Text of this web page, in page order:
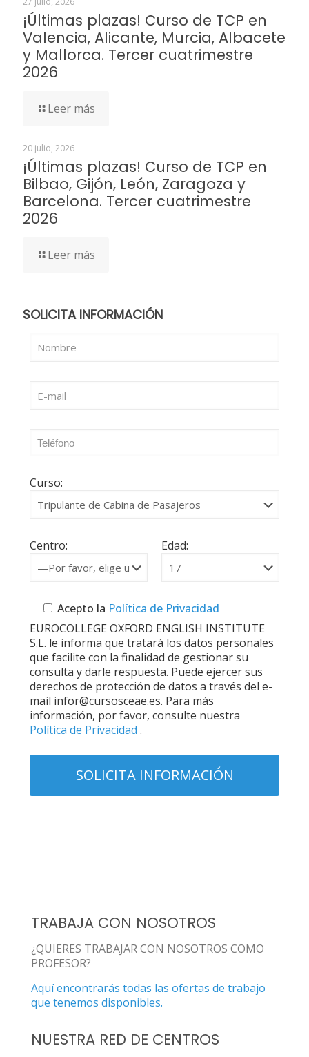
¡Últimas plazas! Curso de TCP en
Valencia, Alicante, Murcia, Albacete
y Mallorca. Tercer cuatrimestre
2026
Leer más
20 julio, 2026
¡Últimas plazas! Curso de TCP en
Bilbao, Gijón, León, Zaragoza y
Barcelona. Tercer cuatrimestre
2026
Leer más
SOLICITA INFORMACIÓN
Curso:
Centro: Edad:
Acepto la Política de Privacidad
EUROCOLLEGE OXFORD ENGLISH INSTITUTE
S.L. le informa que tratará los datos personales
que facilite con la finalidad de gestionar su
consulta y darle respuesta. Puede ejercer sus
derechos de protección de datos a través del e-
mail infor@cursosceae.es. Para más
información, por favor, consulte nuestra
Política de Privacidad .
TRABAJA CON NOSOTROS
¿QUIERES TRABAJAR CON NOSOTROS COMO
PROFESOR?
Aquí encontrarás todas las ofertas de trabajo
que tenemos disponibles.
NUESTRA RED DE CENTROS